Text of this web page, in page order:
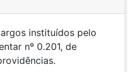
instituídos pelo
nº 0.201, de
providências.